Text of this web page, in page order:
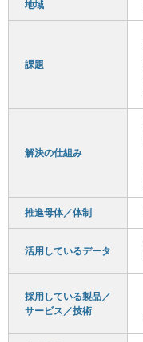
地域
課題
解決の仕組み
推進母体／体制
活用しているデータ
採用している製品／
サービス／技術